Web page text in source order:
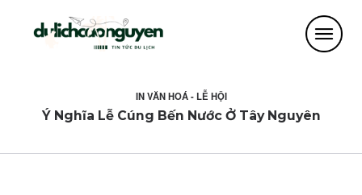
INVĂN HOÁ - LỄ HỘI
Ý Nghĩa Lễ Cúng Bến Nước Ở Tây Nguyên